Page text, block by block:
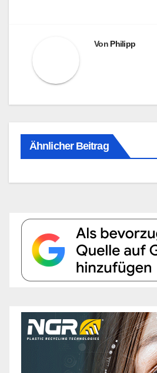
Von Philipp
Ähnlicher Beitrag